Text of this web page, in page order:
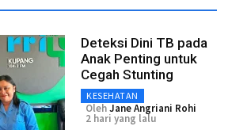
Deteksi Dini TB pada
Anak Penting untuk
Cegah Stunting
KESEHATAN
OlehJane Angriani Rohi
2 hari yang lalu